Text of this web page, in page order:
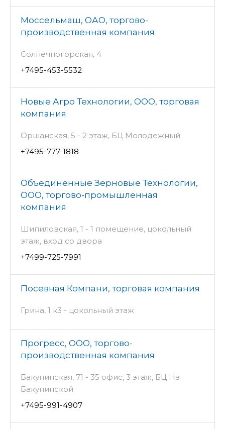
Моссельмаш, ОАО, торгово-
производственная компания
Солнечногорская, 4
+7495-453-5532
Новые Агро Технологии, ООО, торговая
компания
Оршанская, 5 - 2 этаж, БЦ Молодежный
+7495-777-1818
Объединенные Зерновые Технологии,
ООО, торгово-промышленная
компания
Шипиловская, 1 - 1 помещение, цокольный
этаж, вход со двора
+7499-725-7991
Посевная Компани, торговая компания
Грина, 1 к3 - цокольный этаж
Прогресс, ООО, торгово-
производственная компания
Бакунинская, 71 - 35 офис, 3 этаж, БЦ На
Бакунинской
+7495-991-4907